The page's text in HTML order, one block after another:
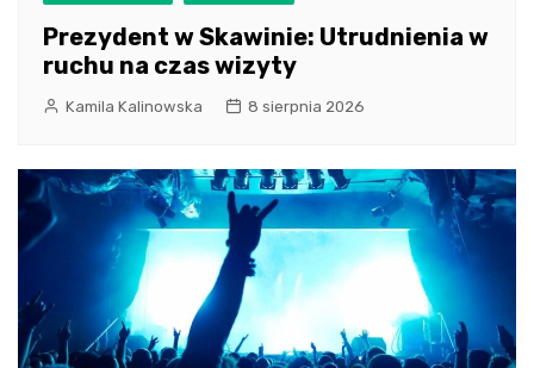
Prezydent w Skawinie: Utrudnienia w
ruchu na czas wizyty
Kamila Kalinowska 8 sierpnia 2026